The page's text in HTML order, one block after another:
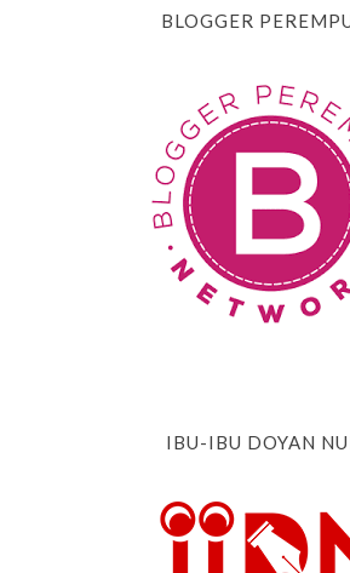
BLOGGER
IBU-IBU DOYAN